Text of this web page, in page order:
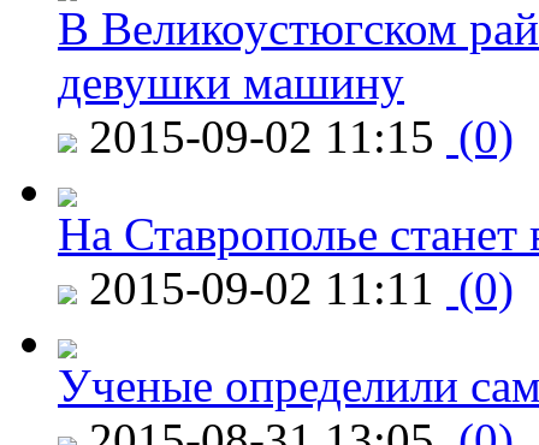
В Великоустюгском
девушки машину
2015-09-02 11:15 (0)
На Ставрополье
2015-09-02 11:11 (0)
Ученые определили